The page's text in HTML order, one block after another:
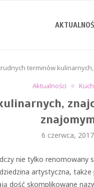
terminów
Aktualności
6 czerwca, 2017
nie tylko renomowany
artystyczna,
dość skomplikowane